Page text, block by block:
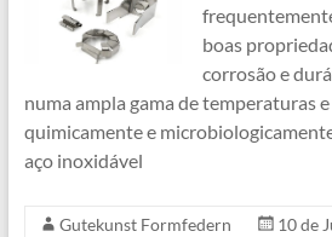
boas
corrosão e
numa ampla gama de temperaturas
quimicamente e
aço inoxidável
Gutekunst Formfedern
10 de